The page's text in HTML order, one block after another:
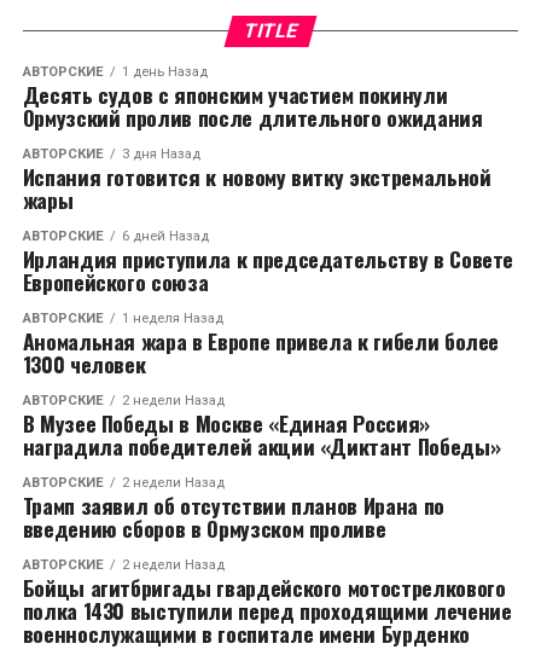
МСП Банк выдаст кредит ООО «Городищенские
сыры»
TITLE
АВТОРСКИЕ 1 день Назад
Десять судов с японским участием покинули
Ормузский пролив после длительного ожидания
АВТОРСКИЕ 3 дня Назад
Испания готовится к новому витку экстремальной
жары
АВТОРСКИЕ 6 дней Назад
Ирландия приступила к председательству в Совете
Европейского союза
АВТОРСКИЕ 1 неделя Назад
Аномальная жара в Европе привела к гибели более
1300 человек
АВТОРСКИЕ 2 недели Назад
В Музее Победы в Москве «Единая Россия»
наградила победителей акции «Диктант Победы»
АВТОРСКИЕ 2 недели Назад
Трамп заявил об отсутствии планов Ирана по
введению сборов в Ормузском проливе
АВТОРСКИЕ 2 недели Назад
Бойцы агитбригады гвардейского мотострелкового
полка 1430 выступили перед проходящими лечение
военнослужащими в госпитале имени Бурденко